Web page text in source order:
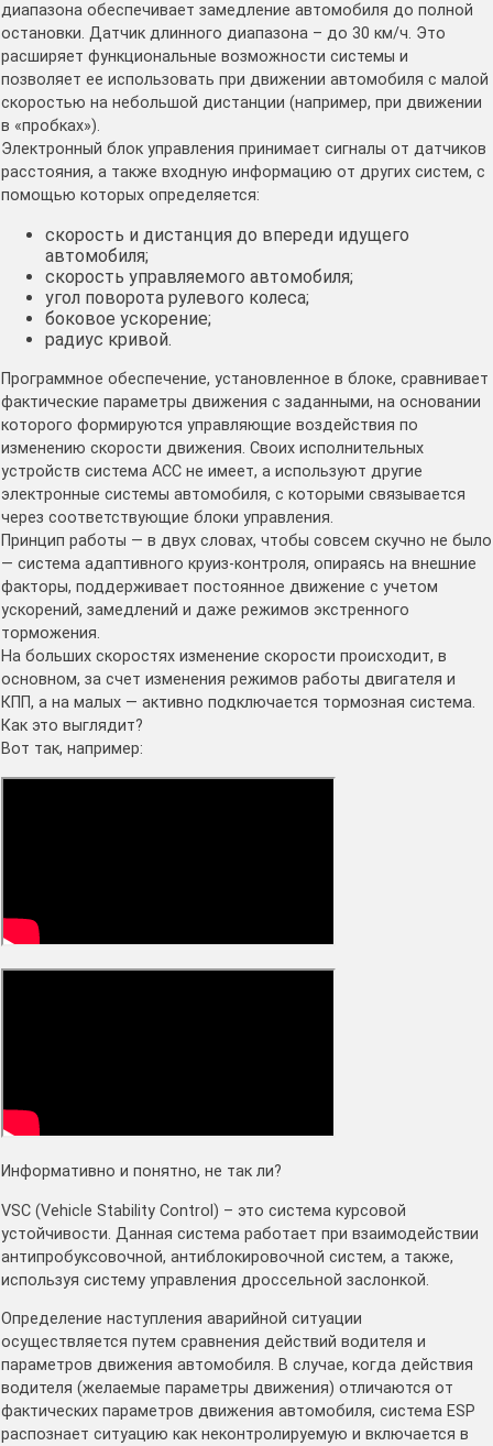
диапазона обеспечивает замедление автомобиля до полной
остановки. Датчик длинного диапазона – до 30 км/ч. Это
расширяет функциональные возможности системы и
позволяет ее использовать при движении автомобиля с малой
скоростью на небольшой дистанции (например, при движении
в «пробках»).
Электронный блок управления принимает сигналы от датчиков
расстояния, а также входную информацию от других систем, с
помощью которых определяется:
скорость и дистанция до впереди идущего
автомобиля;
скорость управляемого автомобиля;
угол поворота рулевого колеса;
боковое ускорение;
радиус кривой.
Программное обеспечение, установленное в блоке, сравнивает
фактические параметры движения с заданными, на основании
которого формируются управляющие воздействия по
изменению скорости движения. Своих исполнительных
устройств система АСС не имеет, а используют другие
электронные системы автомобиля, с которыми связывается
через соответствующие блоки управления.
Принцип работы — в двух словах, чтобы совсем скучно не было
— система адаптивного круиз-контроля, опираясь на внешние
факторы, поддерживает постоянное движение с учетом
ускорений, замедлений и даже режимов экстренного
торможения.
На больших скоростях изменение скорости происходит, в
основном, за счет изменения режимов работы двигателя и
КПП, а на малых — активно подключается тормозная система.
Как это выглядит?
Вот так, например:
Информативно и понятно, не так ли?
VSC (Vehicle Stability Control) – это система курсовой
устойчивости. Данная система работает при взаимодействии
антипробуксовочной, антиблокировочной систем, а также,
используя систему управления дроссельной заслонкой.
Определение наступления аварийной ситуации
осуществляется путем сравнения действий водителя и
параметров движения автомобиля. В случае, когда действия
водителя (желаемые параметры движения) отличаются от
фактических параметров движения автомобиля, система ESP
распознает ситуацию как неконтролируемую и включается в